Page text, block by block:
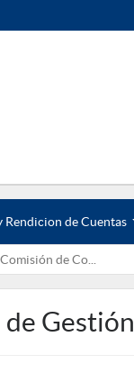
Rendicion de Cuentas
de Co...
Gestión